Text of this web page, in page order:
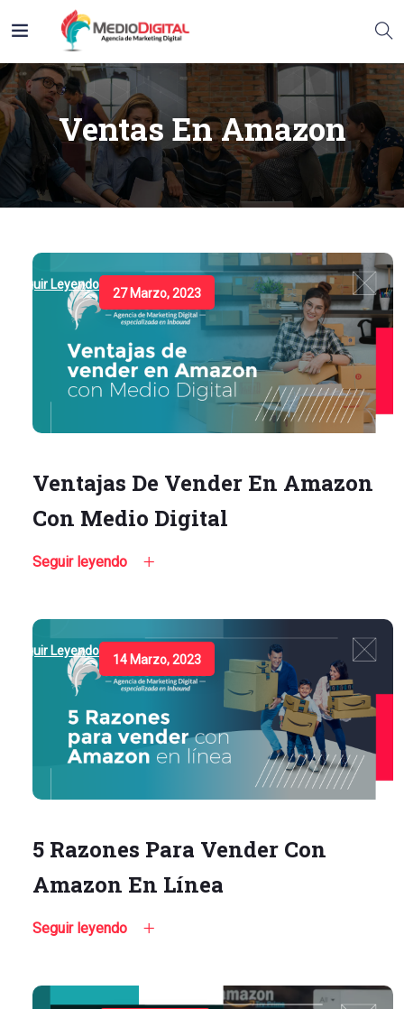
Ventas En Amazon
Seguir Leyendo
27 Marzo, 2023
Ventajas De Vender En Amazon
Con Medio Digital
Seguir leyendo
Seguir Leyendo
14 Marzo, 2023
5 Razones Para Vender Con
Amazon En Línea
Seguir leyendo